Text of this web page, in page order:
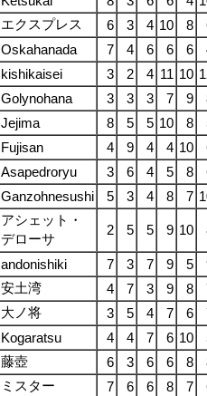
エクスプレス 6 3 4 10 8
Oskahanada 7 4 6 6 6
kishikaisei 3 2 4 11 10
Golynohana 3 3 3 7 9
Jejima 8 5 5 10 8
Fujisan 4 9 4 4 10
Asapedroryu 3 6 4 5 8
Ganzohnesushi 5 3 4 8 7
アシェット・
デローサ
2 5 5 9 10
andonishiki 7 3 7 9 5
安土湾 4 7 3 9 8
大ノ将 3 5 4 7 6
Kogaratsu 4 4 7 6 10
藤壺 6 3 6 6 8
ミスター 7 6 6 8 7